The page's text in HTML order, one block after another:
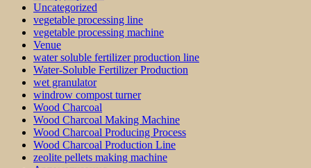
Uncategorized
vegetable processing line
vegetable processing machine
Venue
water soluble fertilizer production line
Water-Soluble Fertilizer Production
wet granulator
windrow compost turner
Wood Charcoal
Wood Charcoal Making Machine
Wood Charcoal Producing Process
Wood Charcoal Production Line
zeolite pellets making machine